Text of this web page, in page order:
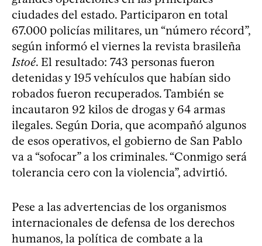
ciudades del estado. Participaron en total
67.000 policías militares, un “número récord”,
según informó el viernes la revista brasileña
Istoé. El resultado: 743 personas fueron
detenidas y 195 vehículos que habían sido
robados fueron recuperados. También se
incautaron 92 kilos de drogas y 64 armas
ilegales. Según Doria, que acompañó algunos
de esos operativos, el gobierno de San Pablo
va a “sofocar” a los criminales. “Conmigo será
tolerancia cero con la violencia”, advirtió.
Pese a las advertencias de los organismos
internacionales de defensa de los derechos
humanos, la política de combate a la